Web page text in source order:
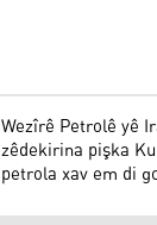
Wezîrê Petrolê yê
zêdekirina pişka
petrola xav em di